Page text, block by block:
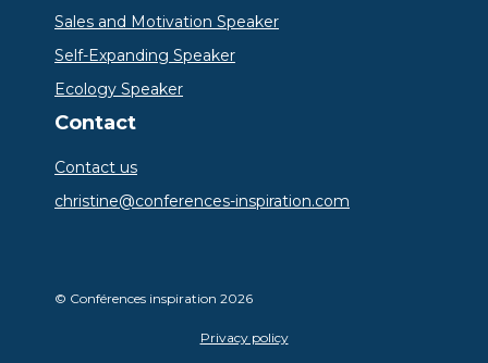
Sales and Motivation Speaker
Self-Expanding Speaker
Ecology Speaker
Contact
Contact us
christine@conferences-inspiration.com
© Conférences inspiration 2026
Privacy policy